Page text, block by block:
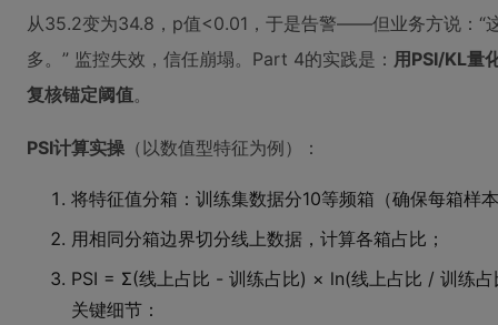
从35.2变为34.8，p值<0.01，于是告警——但业务方说：“
多。” 监控失效，信任崩塌。Part 4的实践是： 用PSI/KL量
复核锚定阈值。
PSI计算实操 （以数值型特征为例）：
将特征值分箱：训练集数据分10等频箱（确保每箱样
用相同分箱边界切分线上数据，计算各箱占比；
PSI = Σ(线上占比 - 训练占比) × ln(线上占比 / 训练占
关键细节：